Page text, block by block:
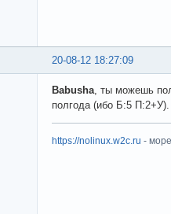
20-08-12 18:27:09
Babusha , ты можешь
полгода (ибо Б:5 П:2+У).
https://nolinux.w2c.ru -